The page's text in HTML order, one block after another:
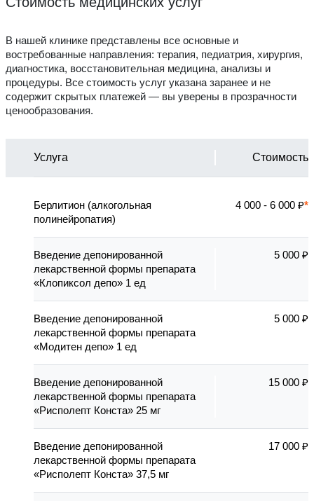
В нашей клинике представлены все основные и
востребованные направления: терапия, педиатрия, хирургия,
диагностика, восстановительная медицина, анализы и
процедуры. Все стоимость услуг указана заранее и не
содержит скрытых платежей — вы уверены в прозрачности
ценообразования.
Услуга Стоимость
Берлитион (алкогольная
полинейропатия)
4 000 - 6 000 ₽
Введение депонированной
лекарственной формы препарата
«Клопиксол депо» 1 ед
5 000 ₽
Введение депонированной
лекарственной формы препарата
«Модитен депо» 1 ед
5 000 ₽
Введение депонированной
лекарственной формы препарата
«Рисполепт Конста» 25 мг
15 000 ₽
Введение депонированной
лекарственной формы препарата
«Рисполепт Конста» 37,5 мг
17 000 ₽